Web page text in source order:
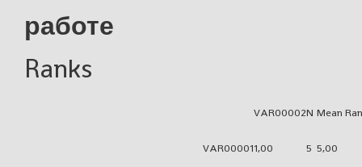
работе
Ranks
VAR00002N Mean
VAR000011,00 5 5,00